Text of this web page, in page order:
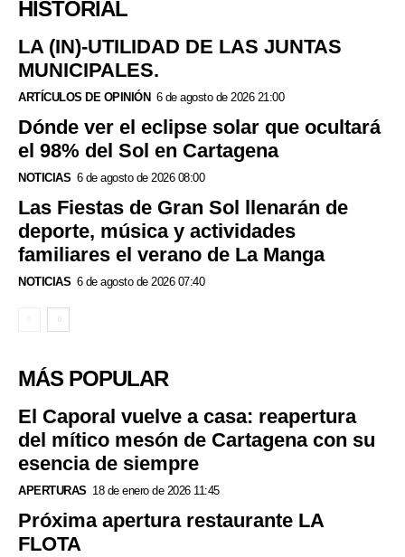
HISTORIAL
LA (IN)-UTILIDAD DE LAS JUNTAS
MUNICIPALES.
ARTÍCULOS DE OPINIÓN 6 de agosto de 2026 21:00
Dónde ver el eclipse solar que ocultará
el 98% del Sol en Cartagena
NOTICIAS 6 de agosto de 2026 08:00
Las Fiestas de Gran Sol llenarán de
deporte, música y actividades
familiares el verano de La Manga
NOTICIAS 6 de agosto de 2026 07:40
MÁS POPULAR
El Caporal vuelve a casa: reapertura
del mítico mesón de Cartagena con su
esencia de siempre
APERTURAS 18 de enero de 2026 11:45
Próxima apertura restaurante LA
FLOTA